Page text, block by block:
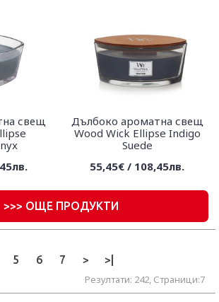
свещ
Дълбоко ароматна свещ
Wood Wick Еllipse Indigo
Suede
55,45€ / 108,45лв.
>>> ОЩЕ ПРОДУКТИ
5 6 7 >
>|
Резултати: 242, Страници:7